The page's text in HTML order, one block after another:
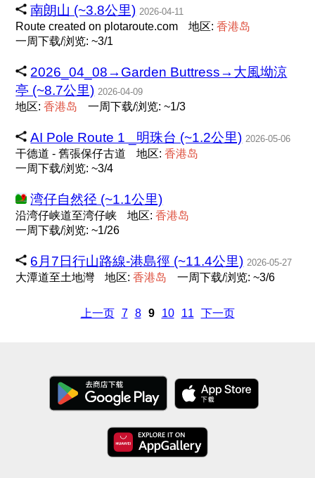
南朗山 (~3.8公里) 2026-04-11
Route created on plotaroute.com 地区:香港岛
一周下载/浏览: ~3/1
2026_04_08→Garden Buttress→大風坳涼
亭 (~8.7公里) 2026-04-09
地区:香港岛 一周下载/浏览: ~1/3
AI Pole Route 1 _明珠台 (~1.2公里) 2026-05-06
干德道 - 舊張保仔古道 地区:香港岛
一周下载/浏览: ~3/4
湾仔自然径 (~1.1公里)
沿湾仔峡道至湾仔峡 地区:香港岛
一周下载/浏览: ~1/26
6月7日行山路線-港島徑 (~11.4公里) 2026-05-27
大潭道至土地灣 地区:香港岛 一周下载/浏览: ~3/6
上一页 7 8 9 10 11 下一页